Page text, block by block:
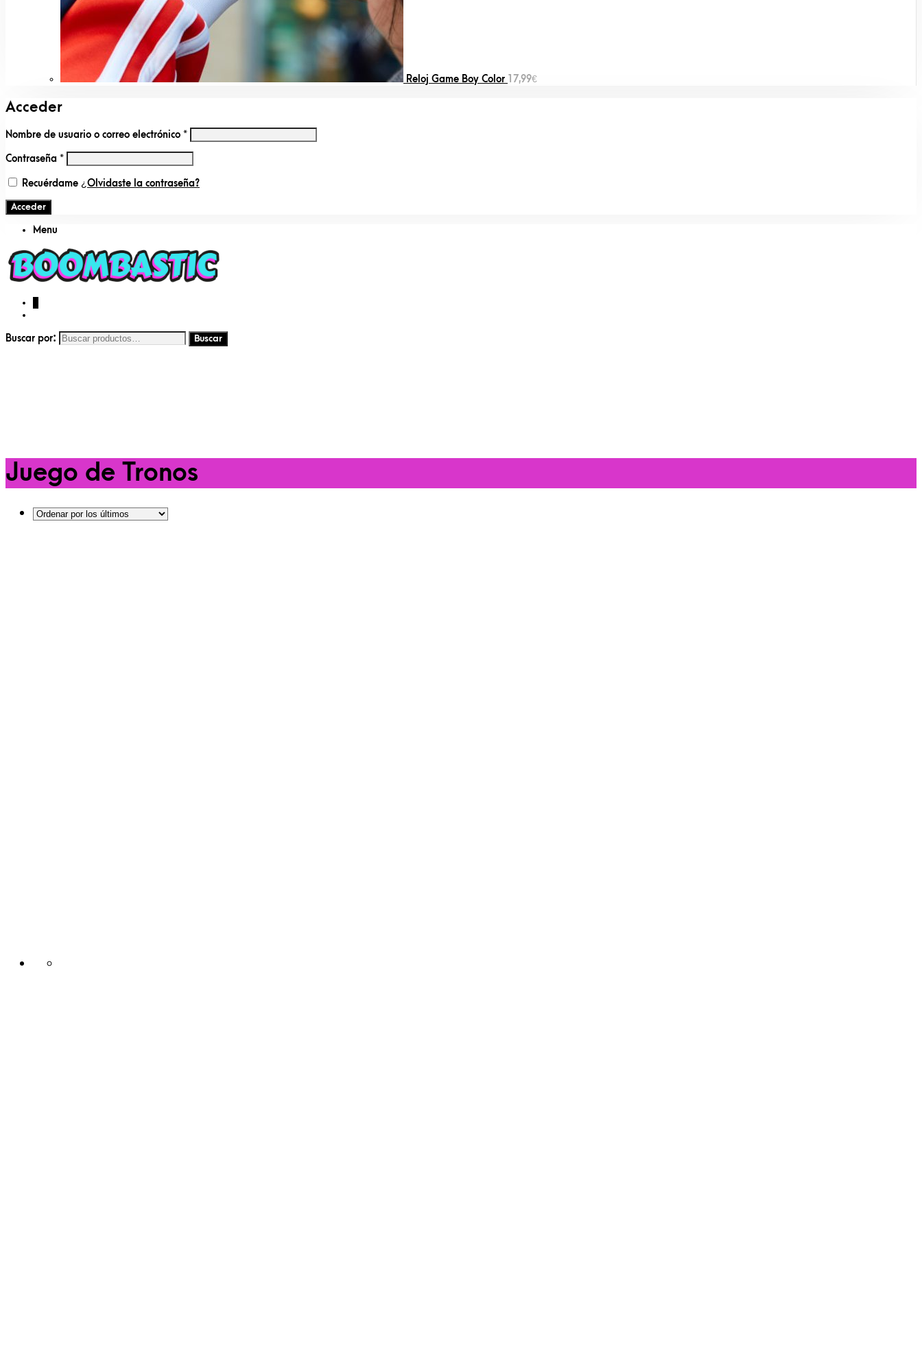
Reloj Game Boy Color 17,99€
Acceder
Nombre de usuario o correo electrónico *
Contraseña *
Recuérdame ¿Olvidaste la contraseña?
Acceder
Menu
Buscar por:
Juego de Tronos